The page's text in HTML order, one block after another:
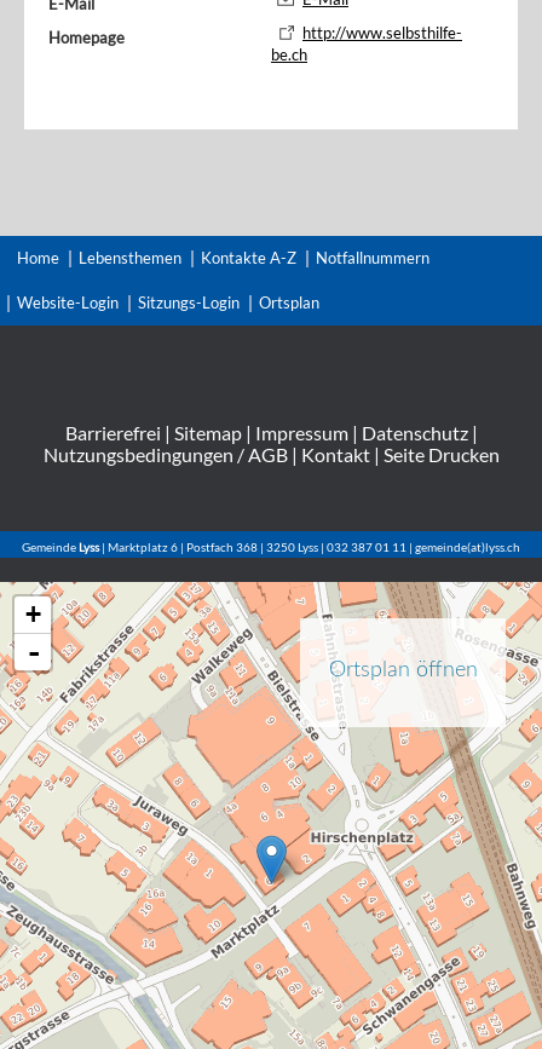
Homepage
http://www.selbsthilfe-
be.ch
Home Lebensthemen Kontakte A-Z Notfallnummern
Website-Login Sitzungs-Login Ortsplan
Barrierefrei | Sitemap| Impressum| Datenschutz|
Nutzungsbedingungen / AGB| Kontakt| Seite Drucken
GemeindeLyss| Marktplatz 6 | Postfach 368 | 3250 Lyss | 032 387 01 11 | gemeinde(at)lyss.ch